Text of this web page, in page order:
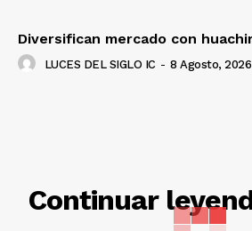
Diversifican mercado con
LUCES DEL SIGLO IC - 8 Agosto, 2026
Continuar